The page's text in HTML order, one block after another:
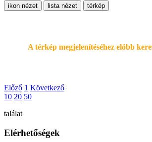
ikon nézet lista nézet térkép
A térkép megjelenítéséhez elöbb
Előző 1 Következő
10 20 50
találat
Elérhetőségek